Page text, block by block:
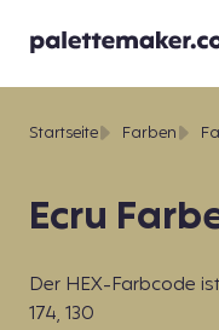
Ecru
Der HEX-Farbcode
174, 130
Startseite Farben